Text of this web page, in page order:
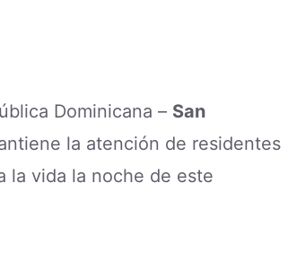
Dominicana – San
la atención de residentes
la vida la noche de este